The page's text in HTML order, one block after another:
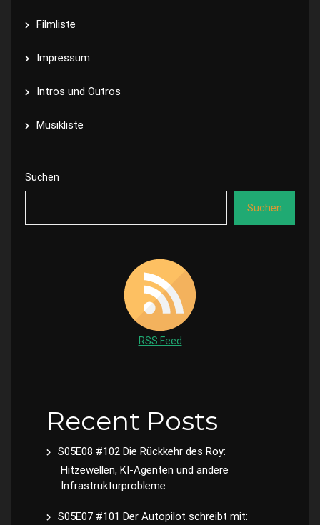
Filmliste
Impressum
Intros und Outros
Musikliste
Suchen
Suchen
RSS Feed
Recent Posts
S05E08 #102 Die Rückkehr des Roy:
Hitzewellen, KI-Agenten und andere
Infrastrukturprobleme
S05E07 #101 Der Autopilot schreibt mit: